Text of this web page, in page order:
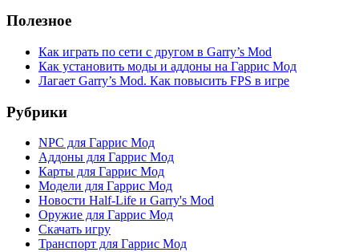
Полезное
Как играть по сети с другом в Garry’s Mod
Как установить моды и аддоны на Гаррис Мод
Лагает Garry’s Mod. Как повысить FPS в игре
Рубрики
NPC для Гаррис Мод
Аддоны для Гаррис Мод
Карты для Гаррис Мод
Модели для Гаррис Мод
Новости Half-Life и Garry's Mod
Оружие для Гаррис Мод
Скачать игру
Транспорт для Гаррис Мод